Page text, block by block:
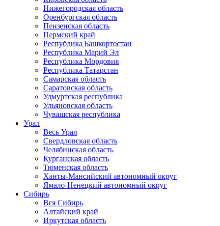
Нижегородская область
Оренбургская область
Пензенская область
Пермский край
Республика Башкортостан
Республика Марий Эл
Республика Мордовия
Республика Татарстан
Самарская область
Саратовская область
Удмуртская республика
Ульяновская область
Чувашская республика
Урал
Весь Урал
Свердловская область
Челябинская область
Курганская область
Тюменская область
Ханты-Мансийский автономный округ
Ямало-Ненецкий автономный округ
Сибирь
Вся Сибирь
Алтайский край
Иркутская область